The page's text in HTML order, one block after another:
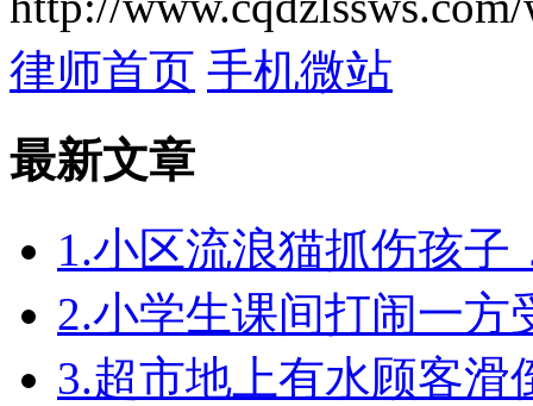
律师首页 手机微站
最新文章
1.小区流浪猫抓伤孩子
2.小学生课间打闹一
3.超市地上有水顾客